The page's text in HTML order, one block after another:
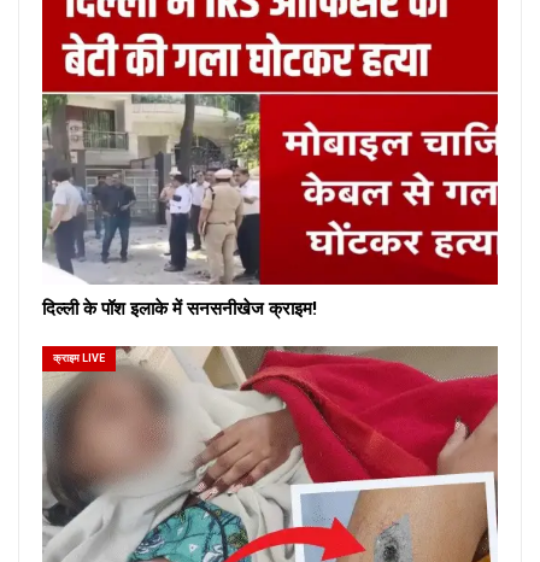
दिल्ली के पॉश इलाके में सनसनीखेज क्राइम!
क्राइम LIVE